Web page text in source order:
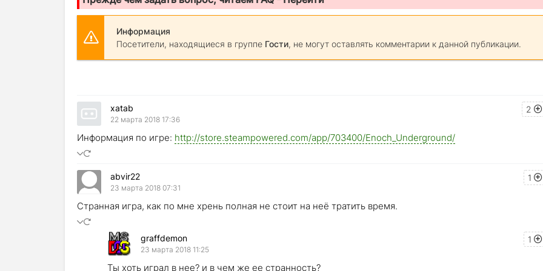
Информация
Посетители, находящиеся в группе Гости, не могут оставлять комментарии к данной публикации.
2
xatab
22 марта 2018 17:36
Информация по игре: http://store.steampowered.com/app/703400/Enoch_Underground/
1
abvir22
23 марта 2018 07:31
Странная игра, как по мне хрень полная не стоит на неё тратить время.
1
graffdemon
23 марта 2018 11:25
Ты хоть играл в нее? и в чем же ее странность?